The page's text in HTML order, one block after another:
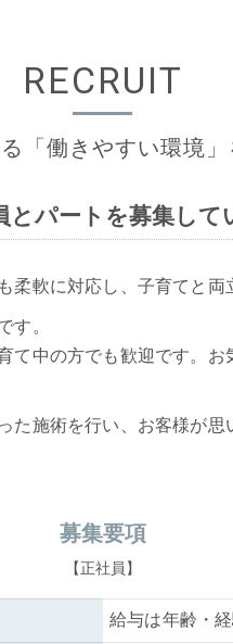
「働きやすい環境
RECRUIT
とパートを募集して
軟に対応し、子育てと両
す。
中の方でも歓迎です。
施術を行い、お客様が思
募集要項
【正社員】
給与は年齢・